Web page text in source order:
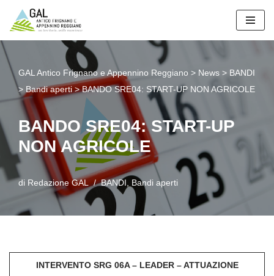
Vai
contenuto
GAL Antico Frignano e Appennino Reggiano > News > BANDI
> Bandi aperti>BANDO SRE04: START-UP NON AGRICOLE
BANDO SRE04: START-UP
NON AGRICOLE
di Redazione GAL BANDI Bandi aperti
INTERVENTO SRG 06A – LEADER – ATTUAZIONE